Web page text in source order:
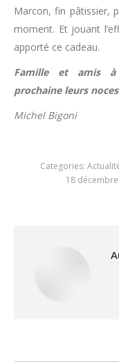
Marcon, fin pâtissier,
moment. Et jouant
apporté ce cadeau.
Famille et amis à
prochaine leurs
Michel Bigoni
Categories:
18